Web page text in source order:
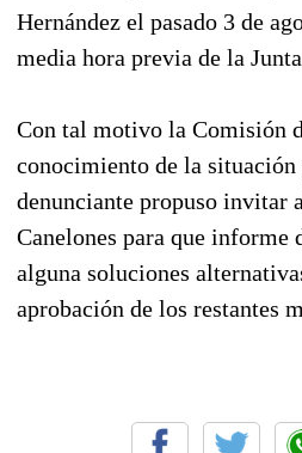
Hernández el pasado 3 de
media hora previa de la
Con tal motivo la Comisión
conocimiento de la
denunciante propuso invitar
Canelones para que informe
alguna soluciones
aprobación de los restantes